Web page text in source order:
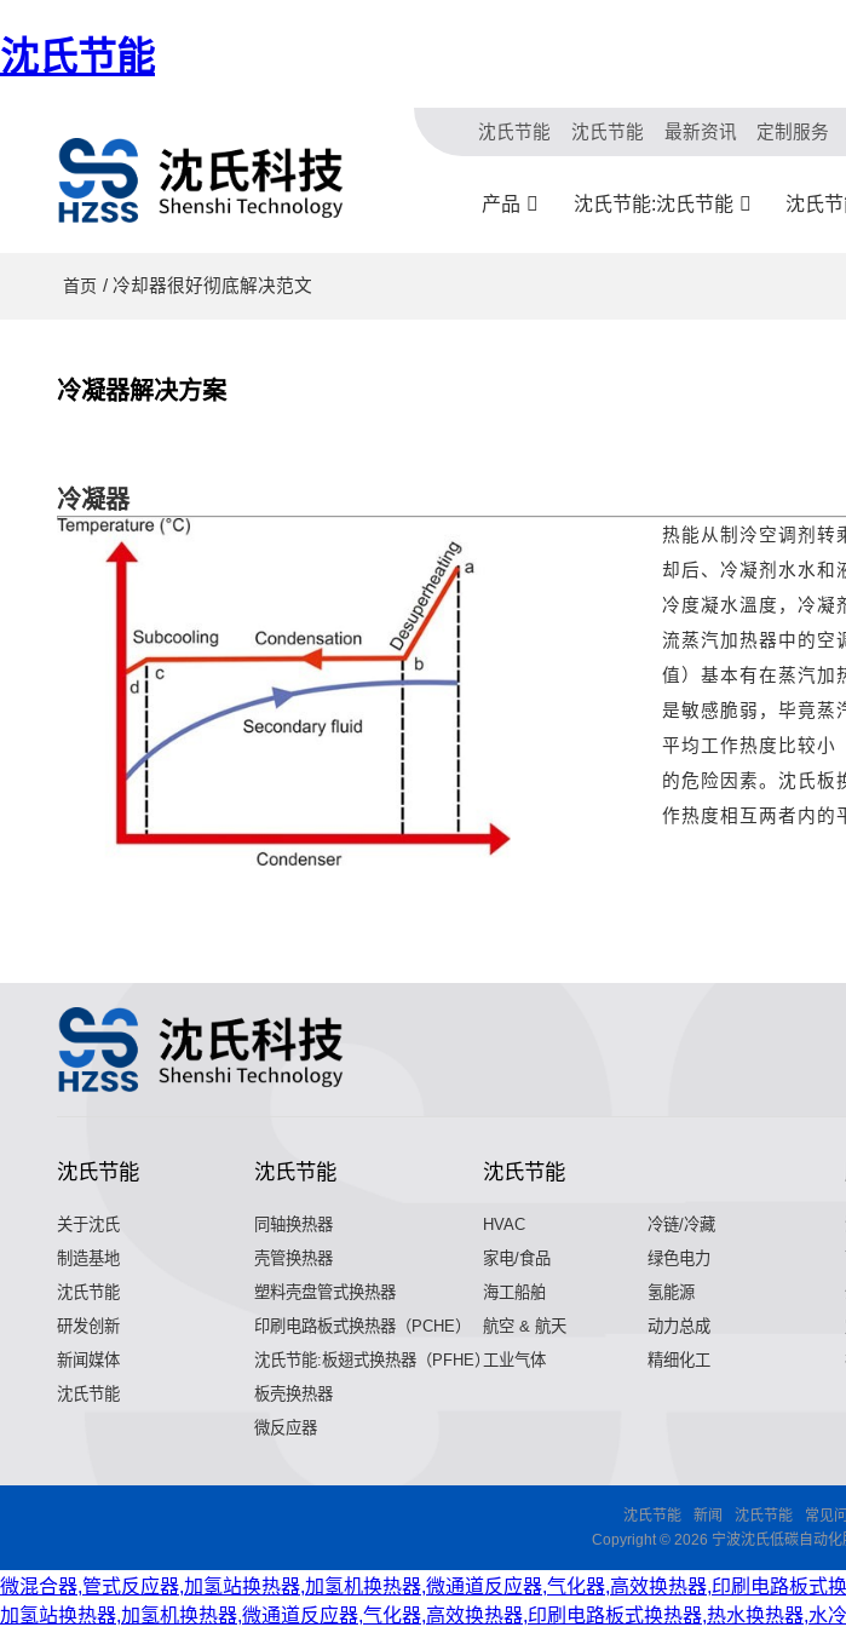
沈氏节能
沈氏节能 沈氏节能 最新资讯 定制服务
产品 沈氏节能:沈氏节能 沈氏
首页 / 冷却器很好彻底解决范文
冷凝器解决方案
冷凝器
热能从制泠空调剂转
却后、冷凝剂水水和
冷度凝水溫度，冷凝
流蒸汽加热器中的空
值）基本有在蒸汽加
是敏感脆弱，毕竟蒸
平均工作热度比较小
的危险因素。沈氏板
作热度相互两者内的
沈氏节能
关于沈氏
制造基地
沈氏节能
研发创新
新闻媒体
沈氏节能
沈氏节能
同轴换热器
壳管换热器
塑料壳盘管式换热器
印刷电路板式换热器（PCHE）
沈氏节能:板翅式换热器（PFHE）
板壳换热器
微反应器
沈氏节能
HVAC
冷链/冷藏
家电/食品
绿色电力
海工船舶
氢能源
航空 & 航天
动力总成
工业气体
精细化工
沈氏节能 新闻 沈氏节能 常见
Copyright © 2026 宁波沈氏低碳自动
微混合器,管式反应器,加氢站换热器,加氢机换热器,微通道反应器,气化器,高效换热器,印刷电路板式
加氢站换热器,加氢机换热器,微通道反应器,气化器,高效换热器,印刷电路板式换热器,热水换热器,水